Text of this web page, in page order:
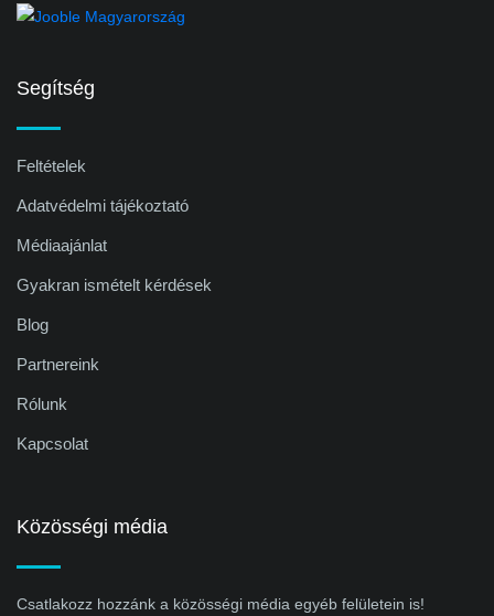
Segítség
Feltételek
Adatvédelmi tájékoztató
Médiaajánlat
Gyakran ismételt kérdések
Blog
Partnereink
Rólunk
Kapcsolat
Közösségi média
Csatlakozz hozzánk a közösségi média egyéb felületein is!